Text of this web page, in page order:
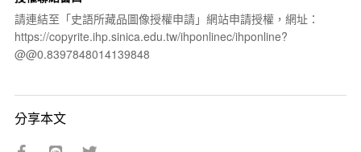
請連結至「史語所藏品圖像授權申請」網站申請授權，網址：
https://copyrite.ihp.sinica.edu.tw/ihponlinec/ihponline?
@@0.8397848014139848
分享本文